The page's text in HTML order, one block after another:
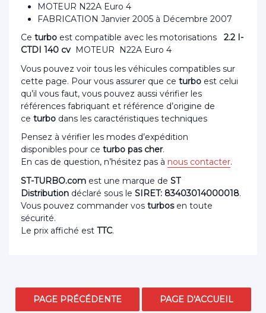
MOTEUR N22A Euro 4
FABRICATION Janvier 2005 à Décembre 2007
Ce turbo est compatible avec les motorisations 2.2 I-
CTDI 140 cv MOTEUR N22A Euro 4
Vous pouvez voir tous les véhicules compatibles sur
cette page. Pour vous assurer que ce turbo est celui
qu’il vous faut, vous pouvez aussi vérifier les
références fabriquant et référence d’origine de
ce turbo dans les caractéristiques techniques
Pensez à vérifier les modes d’expédition
disponibles pour ce turbo pas cher.
En cas de question, n’hésitez pas à nous contacter.
ST-TURBO.com est une marque de ST
Distribution déclaré sous le SIRET: 83403014000018.
Vous pouvez commander vos turbosen toute
sécurité.
Le prix affiché est TTC.